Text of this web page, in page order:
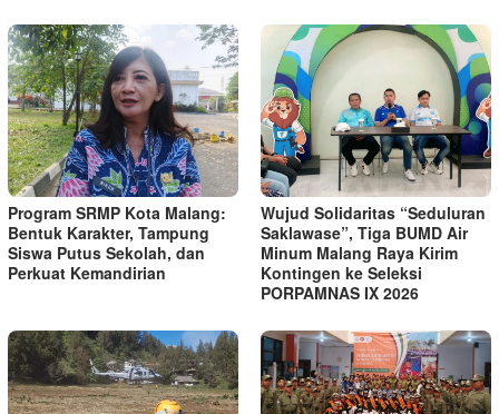
Program SRMP Kota Malang:
Bentuk Karakter, Tampung
Siswa Putus Sekolah, dan
Perkuat Kemandirian
Wujud Solidaritas “Seduluran
Saklawase”, Tiga BUMD Air
Minum Malang Raya Kirim
Kontingen ke Seleksi
PORPAMNAS IX 2026